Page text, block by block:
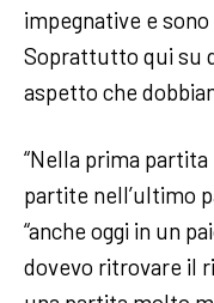
impegnative e
Soprattutto qui su
aspetto che
“Nella prima partita
partite nell’ultimo
“anche oggi in un
dovevo ritrovare il